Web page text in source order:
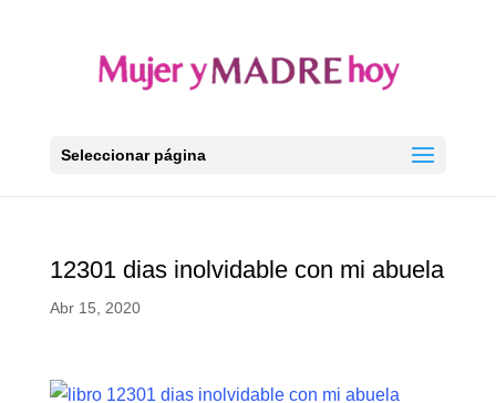
Seleccionar página
12301 dias inolvidable con mi abuela
Abr 15, 2020